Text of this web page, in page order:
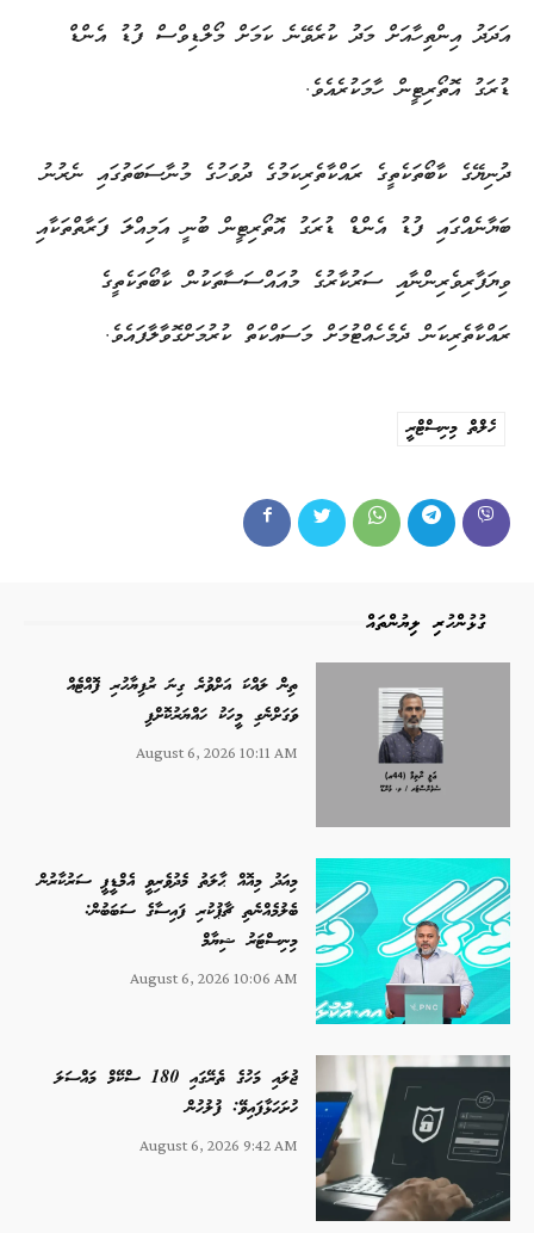
އަދަދު އިންތިހާއަށް މަދު ކުރެވޭނެ ކަމަށް މޯލްޑިވްސް ފުޑު އެންޑް
ޑުރަގު އޮތޯރިޓީން ހާމަކުރެއެވެ.
ދުނިޔޭގެ ކާބޯތަކެތީގެ ރައްކާތެރިކަމުގެ ދުވަހުގެ މުނާސަބަތުގައި ނެރުނު
ބަޔާނެއްގައި ފުޑު އެންޑް ޑުރަގު އޮތޯރިޓީން ބުނީ އަމިއްލަ ފަރާތްތަކާއި
ވިޔަފާރިވެރިންނާއި ސަރުކާރުގެ މުއައްސަސާތަކުން ކާބޯތަކެތީގެ
ރައްކާތެރިކަން ދެމެހެއްޓުމަށް މަސައްކަތް ކުރުމަށްގޮވާލާފައެވެ.
ހެލްތް މިނިސްޓްރީ
ގުޅުންހުރި ލިޔުންތައް
ތިން ލައްކަ އަށްވުރެ ގިނަ ރުފިޔާހުރި ފޮއްޓެއް
ވަގަށްނެގި މީހަކު ހައްޔަރުކޮށްފި
August 6, 2026 10:11 AM
މިއަދު މިއޮއް ޙާލަތު މެދުވެރިވީ އެމްޑީޕީ ސަރުކާރުން
ބެލުމެއްނެތި ޗާޕުކުރި ފައިސާގެ ސަބަބުން:
މިނިސްޓަރު ޝިޔާމް
August 6, 2026 10:06 AM
ޖުލައި މަހުގެ ތެރޭގައި 180 ސްކޭމް މައްސަލަ
ހުށަހަޅާފައިވޭ: ފުލުހުން
August 6, 2026 9:42 AM